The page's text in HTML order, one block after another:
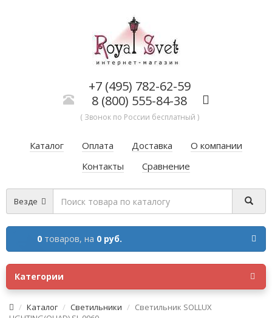
+7 (495) 782-62-59
8 (800) 555-84-38
( Звонок по России бесплатный )
Каталог Оплата Доставка
О компании
Контакты
Сравнение
Везде
0 товаров, на 0 руб.
Категории
Каталог Светильники
Светильник SOLLUX